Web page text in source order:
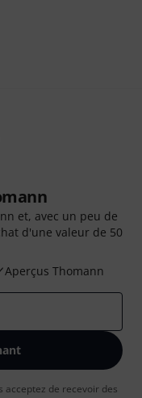
et, avec un peu de
d'une valeur de 50
Aperçus Thomann
acceptez de recevoir des